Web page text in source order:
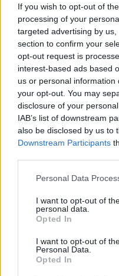
If you wish to opt-out of
processing of your
targeted advertising by
section to confirm your
opt-out request is
interest-based ads based
us or personal
your opt-out. You may
disclosure of your
IAB’s list of downstream
also be disclosed by us to
Downstream Participants
Personal Data
I want to opt-out of
personal data.
Opted In
I want to opt-out of
Personal Data.
Opted In
ALTRE NOTIZIE DI GENOVA